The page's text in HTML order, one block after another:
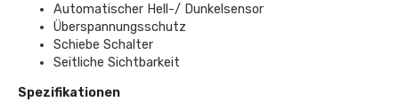
Automatischer Hell-/ Dunkelsensor
Überspannungsschutz
Schiebe Schalter
Seitliche Sichtbarkeit
Spezifikationen